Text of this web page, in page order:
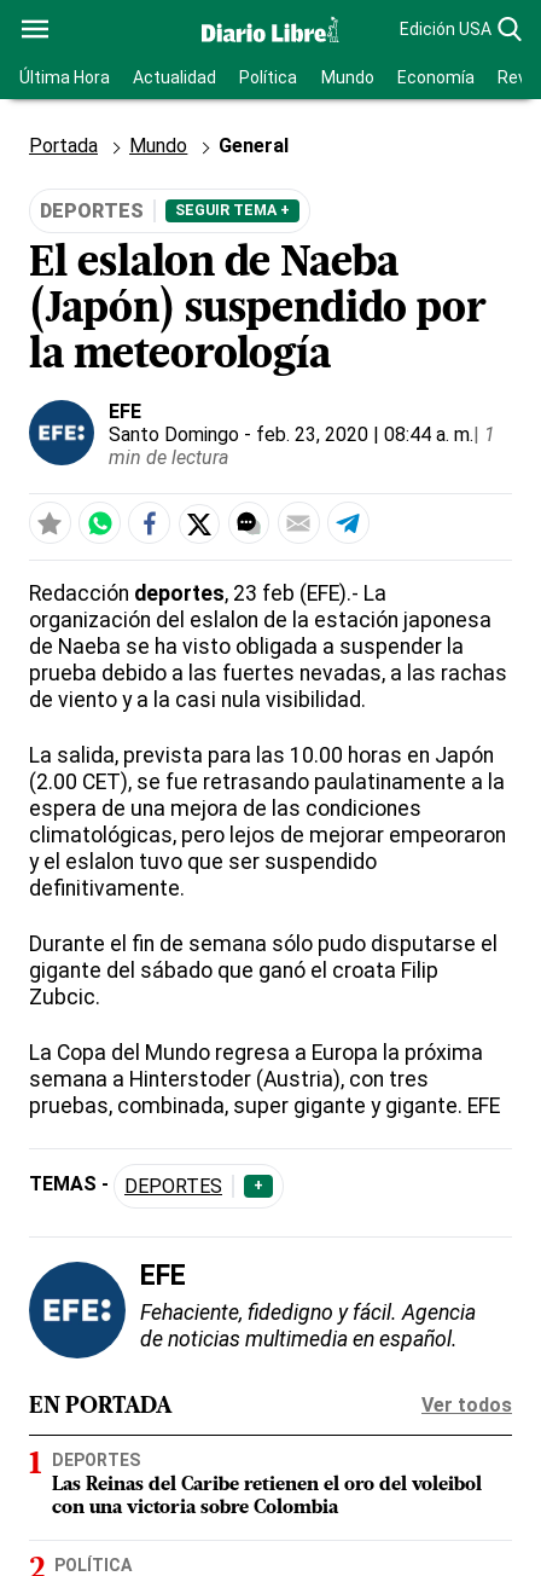
Edición USA
Última Hora Actualidad Política Mundo Economía
Portada Mundo General
DEPORTES SEGUIR TEMA +
El eslalon de Naeba
(Japón) suspendido por
la meteorología
EFE
Santo Domingo - feb. 23, 2020 | 08:44 a. m.| 1
min de lectura
Redacción deportes, 23 feb (EFE).- La
organización del eslalon de la estación japonesa
de Naeba se ha visto obligada a suspender la
prueba debido a las fuertes nevadas, a las rachas
de viento y a la casi nula visibilidad.
La salida, prevista para las 10.00 horas en Japón
(2.00 CET), se fue retrasando paulatinamente a la
espera de una mejora de las condiciones
climatológicas, pero lejos de mejorar empeoraron
y el eslalon tuvo que ser suspendido
definitivamente.
Durante el fin de semana sólo pudo disputarse el
gigante del sábado que ganó el croata Filip
Zubcic.
La Copa del Mundo regresa a Europa la próxima
semana a Hinterstoder (Austria), con tres
pruebas, combinada, super gigante y gigante. EFE
TEMAS - DEPORTES +
EFE
Fehaciente, fidedigno y fácil. Agencia
de noticias multimedia en español.
EN PORTADA Ver todos
DEPORTES
Las Reinas del Caribe retienen el oro del voleibol
con una victoria sobre Colombia
POLÍTICA